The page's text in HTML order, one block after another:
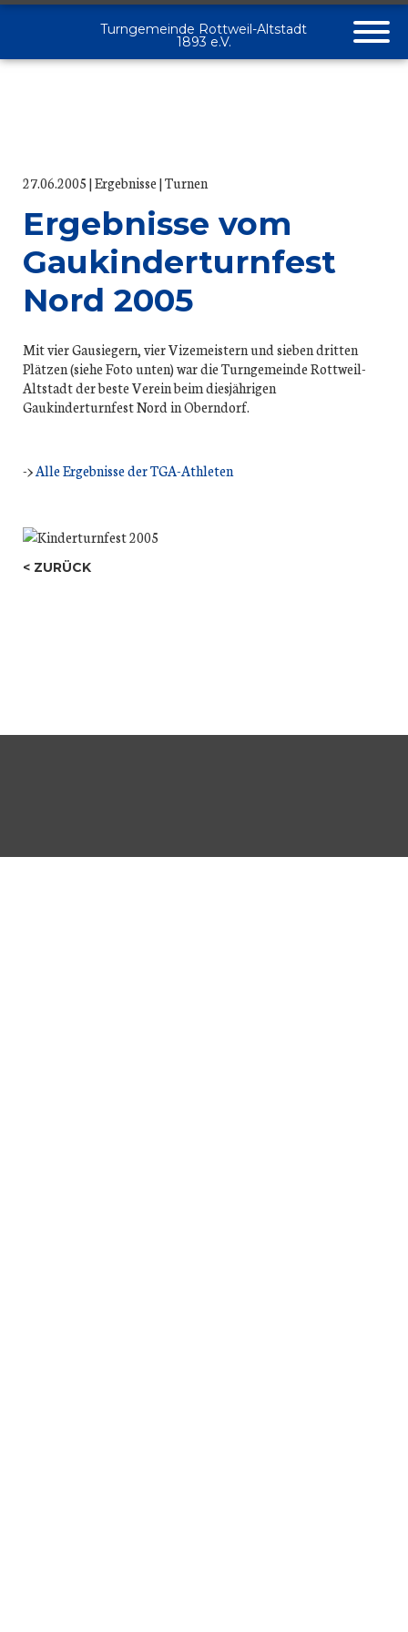
Turngemeinde Rottweil-Altstadt
1893 e.V.
27.06.2005 Ergebnisse Turnen
Ergebnisse vom
Gaukinderturnfest
Nord 2005
Mit vier Gausiegern, vier Vizemeistern und sieben dritten
Plätzen (siehe Foto unten) war die Turngemeinde Rottweil-
Altstadt der beste Verein beim diesjährigen
Gaukinderturnfest Nord in Oberndorf.
->Alle Ergebnisse der TGA-Athleten
ZURÜCK